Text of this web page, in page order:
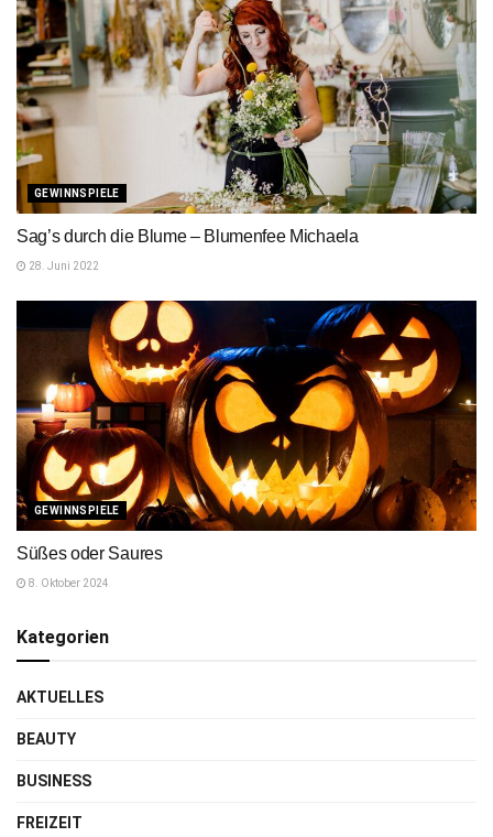
GEWINNSPIELE
Sag’s durch die Blume – Blumenfee Michaela
28. Juni 2022
GEWINNSPIELE
Süßes oder Saures
8. Oktober 2024
Kategorien
AKTUELLES
BEAUTY
BUSINESS
FREIZEIT